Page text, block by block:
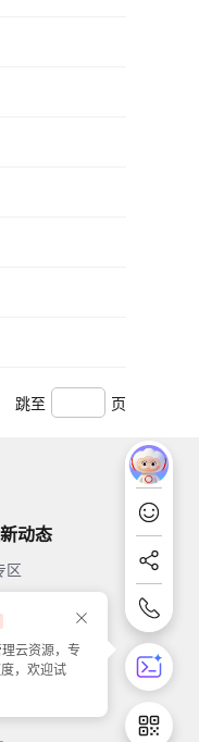
跳至 页
动态
区
云资源，专
，欢迎试